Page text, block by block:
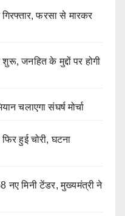
फरसा से मारकर
जनहित के मुद्दों पर होगी
चलाएगा संघर्ष मोर्चा
हुई चोरी, घटना
नए मिनी टेंडर, मुख्यमंत्री ने